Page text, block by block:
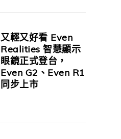
又輕又好看 Even
Realities 智慧顯示
眼鏡正式登台，
Even G2、Even R1
同步上市